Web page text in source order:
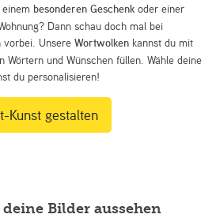
besonderen Geschenk oder einer
Dann schau doch mal bei
vorbei. UnsereWortwolken kannst du mit
Wörtern und Wünschen füllen. Wähle deine
du personalisieren!
Kunst gestalten
Bilder aussehen